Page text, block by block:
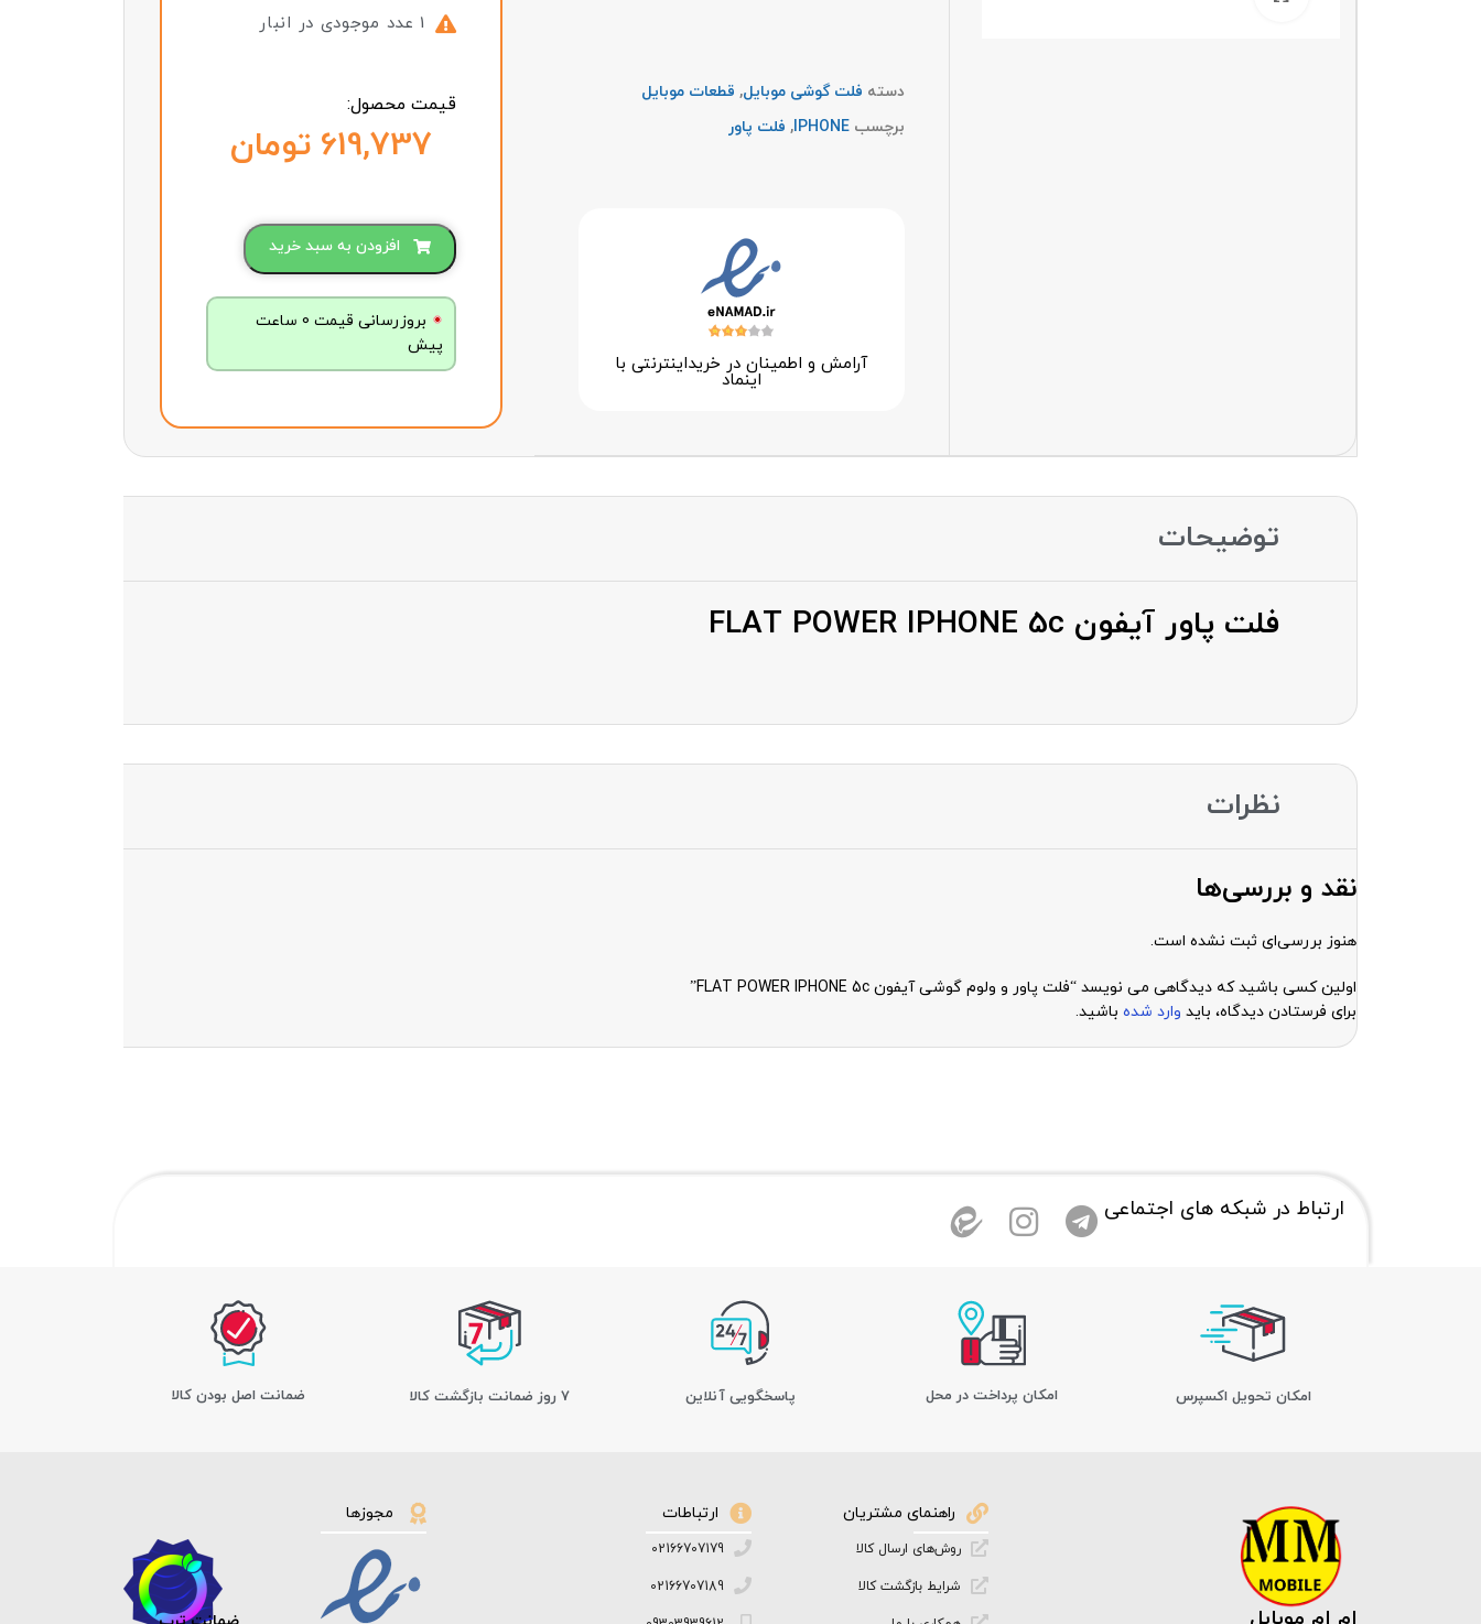
دسته فلت گوشی موبایل, قطعات موبایل
برچسب IPHONE
, فلت پاور
آرامش و اطمینان در خرید‌اینترنتی با
اینماد
1 عدد موجودی در انبار
قیمت محصول:
تومان
افزودن به سبد خرید
بروزرسانی قیمت 0 ساعت
پیش
توضیحات
فلت پاور آیفون FLAT POWER IPHONE 5c
نظرات
نقد و بررسی‌ها
هنوز بررسی‌ای ثبت نشده است.
اولین کسی باشید که دیدگاهی می نویسد “فلت پاور و ولوم گوشی آیفون FLAT POWER IPHONE 5c”
برای فرستادن دیدگاه، باید وارد شده باشید.
ارتباط در شبکه های اجتماعی
اﻣﮑﺎن ﺗﺤﻮﯾﻞ اﮐﺴﭙﺮس امکان پرداخت در محل پاسخگویی آنلاین 7 روز ضمانت بازگشت کالا ﺿﻤﺎﻧﺖ اﺻﻞ ﺑﻮدن ﮐﺎﻟﺎ
راهنمای مشتریان
روش‌های ارسال کالا
شرایط بازگشت کالا
ارتباطات
02166707179
02166707189
مجوزها